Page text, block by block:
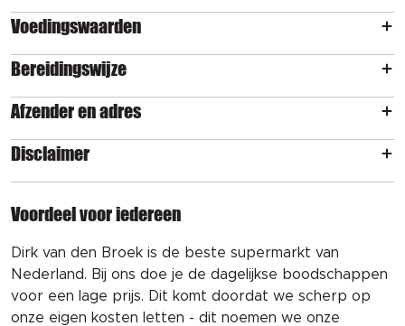
Voedingswaarden
Bereidingswijze
Afzender en adres
Disclaimer
Voordeel voor iedereen
Dirk van den Broek is de beste supermarkt van
Nederland. Bij ons doe je de dagelijkse boodschappen
voor een lage prijs. Dit komt doordat we scherp op
onze eigen kosten letten - dit noemen we onze